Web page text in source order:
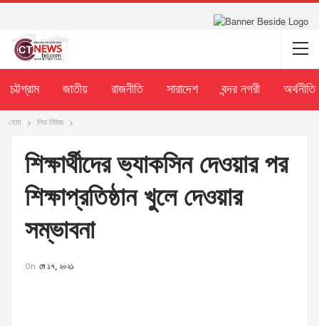
চট্টগ্রাম জাতীয় রাজনীতি সারাদেশ বন্দর নগরী অর্থনীতি
হোম লিড নিউজ
শিক্ষার্থীদের ভ্যাকসিন দেওয়ার পর
শিক্ষাপ্রতিষ্ঠান খুলে দেওয়ার
সম্ভাবনা
On মে ১৭, ২০২১